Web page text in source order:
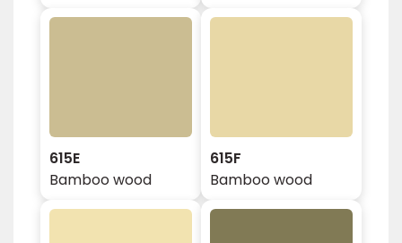
615E
Bamboo wood
615F
Bamboo wood